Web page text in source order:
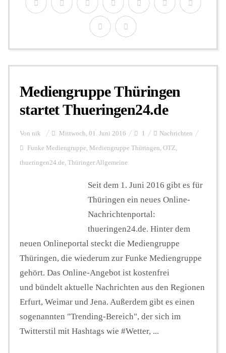
Mediengruppe Thüringen
startet Thueringen24.de
Von nik Mittwoch, 01. Juni 2016 1 Nachrichten
Funke Mediengruppe, Mediengruppe Thüringen, OTZ,
thueringen24.de, Thüringer Allgemeine
Seit dem 1. Juni 2016 gibt es für
Thüringen ein neues Online-
Nachrichtenportal:
thueringen24.de. Hinter dem
neuen Onlineportal steckt die Mediengruppe
Thüringen, die wiederum zur Funke Mediengruppe
gehört. Das Online-Angebot ist kostenfrei
und bündelt aktuelle Nachrichten aus den Regionen
Erfurt, Weimar und Jena. Außerdem gibt es einen
sogenannten "Trending-Bereich", der sich im
Twitterstil mit Hashtags wie #Wetter, ...